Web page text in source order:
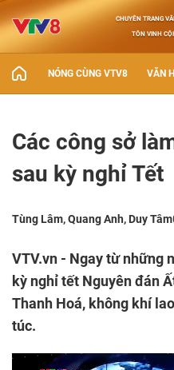
CHUYÊN TRANG
TÔN VINH
NÓNG CÙNG VTV8 VĂN
Các công sở
sau kỳ nghỉ Tết
Tùng Lâm, Quang Anh, Duy Tâm
VTV.vn - Ngay từ những
kỳ nghỉ tết Nguyên đán
Thanh Hoá, không khí
túc.